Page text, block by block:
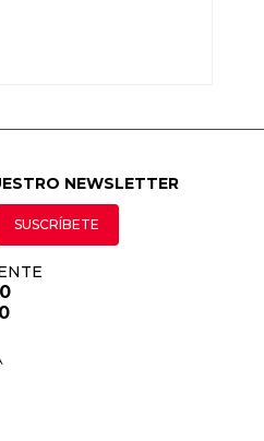
NEWSLETTER
SUSCRÍBETE